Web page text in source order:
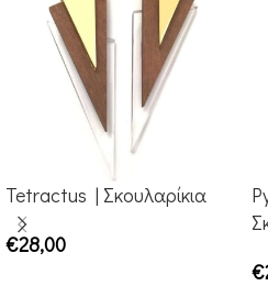
Tetractus | Σκουλαρίκια
€28,00
€